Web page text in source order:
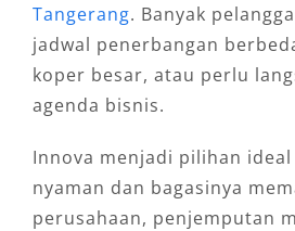
Tangerang. Banyak
jadwal penerbangan
koper besar, atau perlu
agenda bisnis.
Innova menjadi pilihan
nyaman dan bagasinya
perusahaan, penjemputan